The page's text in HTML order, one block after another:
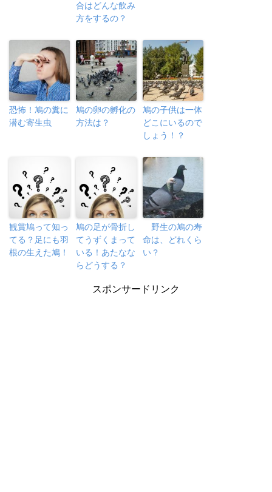
合はどんな飲み
方をするの？
恐怖！鳩の糞に
潜む寄生虫
鳩の卵の孵化の
方法は？
鳩の子供は一体
どこにいるので
しょう！？
観賞鳩って知っ
てる？足にも羽
根の生えた鳩！
鳩の足が骨折し
てうずくまって
いる！あたなな
らどうする？
野生の鳩の寿
命は、どれくら
い？
スポンサードリンク